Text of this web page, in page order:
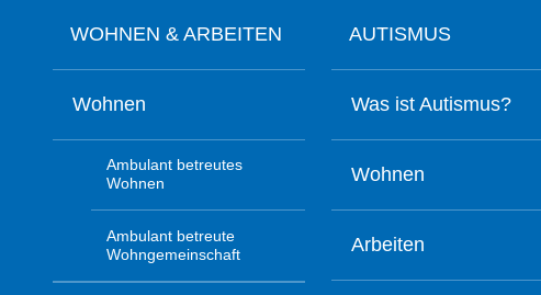
WOHNEN & ARBEITEN
Wohnen
Ambulant betreutes
Wohnen
Ambulant betreute
Wohngemeinschaft
AUTISMUS
Was ist Autismus?
Wohnen
Arbeiten